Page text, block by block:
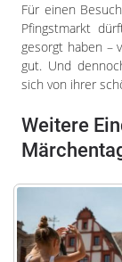
Für einen
Pfingstmarkt
gesorgt haben –
gut. Und
sich von ihrer
Weitere